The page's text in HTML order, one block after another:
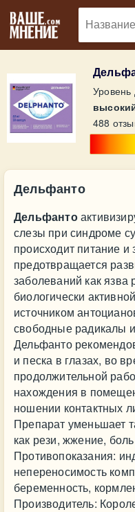
Уровень
488
Дельфанто
Дельфанто
слезы при синдроме
происходит питание и
предотвращается
заболеваний как
биологически
источником
свободные радикалы
Дельфанто
и песка в глазах, во
продолжительной
нахождения в
ношении контактных
Препарат уменьшает
как рези, жжение,
Противопоказания:
непереносимость
беременность,
Производитель: